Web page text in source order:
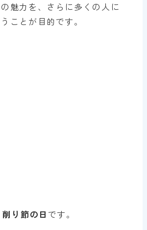
魅力を、さらに多くの人に
ことが目的です。
り節の日 です。